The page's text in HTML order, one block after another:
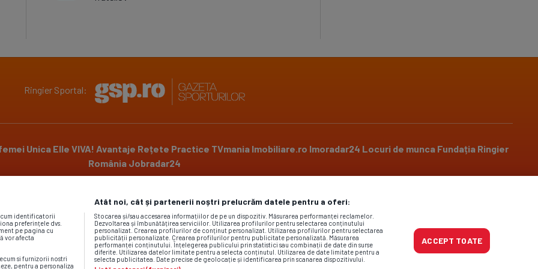
Ringier Sportal:
Unica Elle VIVA! Avantaje Rețete Practice TVmania Imobiliare.ro Imoradar24 Locuri de munca Fundația Ringier
România Jobradar24
identificatorii
preferințele dvs.
pe pagina cu
vor afecta
si furnizorii nostri
pentru a personaliza
Atât noi, cât și partenerii noștri prelucrăm datele pentru a oferi:
Stocarea și/sau accesarea informațiilor de pe un dispozitiv. Măsurarea performanței reclamelor.
Dezvoltarea și îmbunătățirea serviciilor. Utilizarea profilurilor pentru selectarea conținutului
personalizat. Crearea profilurilor de conținut personalizat. Utilizarea profilurilor pentru selectarea
publicității personalizate. Crearea profilurilor pentru publicitate personalizată. Măsurarea
performanței conținutului. Înțelegerea publicului prin statistici sau combinații de date din surse
diferite. Utilizarea datelor limitate pentru a selecta conținutul. Utilizarea de date limitate pentru a
selecta publicitatea. Date precise de geolocație și identificarea prin scanarea dispozitivului.
ACCEPT TOATE